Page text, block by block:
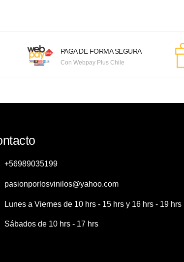
PAGA DE FORMA SEGURA
Con Webpay Plus Chile
+56989035199
pasionporlosvinilos@yahoo.com
Lunes a Viernes de 10 hrs - 15 hrs y 16 hrs - 19 hrs
Sábados de 10 hrs - 17 hrs